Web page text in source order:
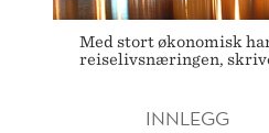
RISIKERER
Med stort økonomisk
reiselivsnæringen,
INNLEGG